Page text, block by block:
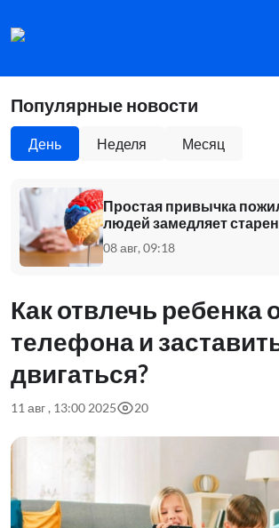
Популярные новости
День Неделя Месяц
Простая привычка
людей замедляет
08 авг, 09:18
Как отвлечь ребенка
телефона и
двигаться?
11 авг , 13:00 2025 20